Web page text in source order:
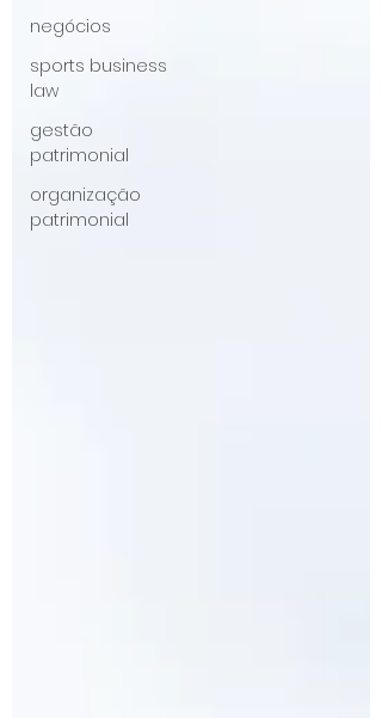
negócios
sports business
law
gestão
patrimonial
organização
patrimonial